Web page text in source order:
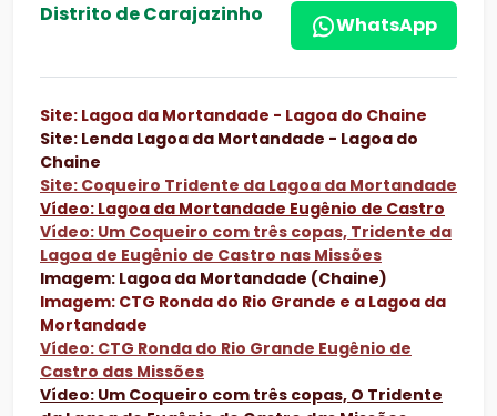
Distrito de Carajazinho WhatsApp
Site: Lagoa da Mortandade - Lagoa do Chaine
Site: Lenda Lagoa da Mortandade - Lagoa do
Chaine
Site: Coqueiro Tridente da Lagoa da Mortandade
Vídeo: Lagoa da Mortandade Eugênio de Castro
Vídeo: Um Coqueiro com três copas, Tridente da
Lagoa de Eugênio de Castro nas Missões
Imagem: Lagoa da Mortandade (Chaine)
Imagem: CTG Ronda do Rio Grande e a Lagoa da
Mortandade
Vídeo: CTG Ronda do Rio Grande Eugênio de
Castro das Missões
Vídeo: Um Coqueiro com três copas, O Tridente